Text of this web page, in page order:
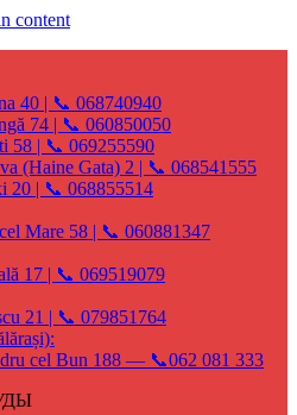
content
40 | 📞 068740940
74 | 📞 060850050
58 | 📞 069255590
(Haine Gata) 2 | 📞 068541555
20 | 📞 068855514
Mare 58 | 📞 060881347
17 | 📞 069519079
21 | 📞 079851764
cel Bun 188 — 📞062 081 333